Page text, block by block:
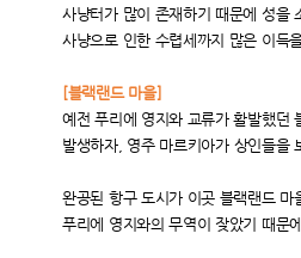
사냥터가 많이 존재하기 때문에 성을
사냥으로 인한 수렵세까지 많은 이득
[블랙랜드 마을]
예전 푸리에 영지와 교류가 활발했던
발생하자, 영주 마르키아가 상인들을
완공된 항구 도시가 이곳 블랙랜드 마
푸리에 영지와의 무역이 잦았기 때문